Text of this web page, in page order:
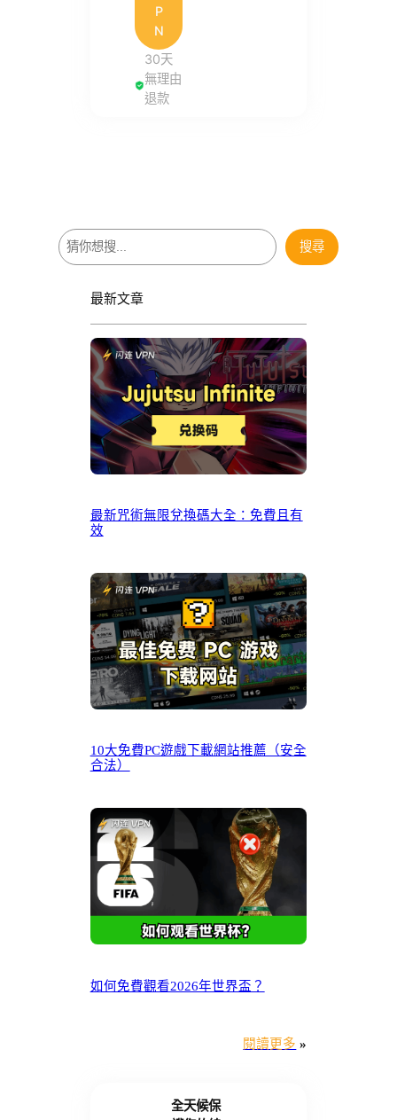
P
N
30天
無理由
退款
搜
尋
搜尋
最新文章
最新咒術無限兌換碼大全：免費且有
效
10大免費PC遊戲下載網站推薦（安全
合法）
如何免費觀看2026年世界盃？
閱讀更多 »
全天候保